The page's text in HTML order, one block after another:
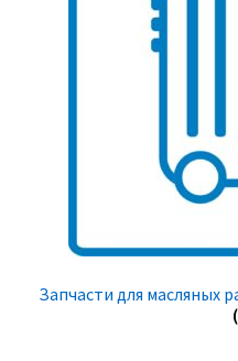
Запчасти для масляных